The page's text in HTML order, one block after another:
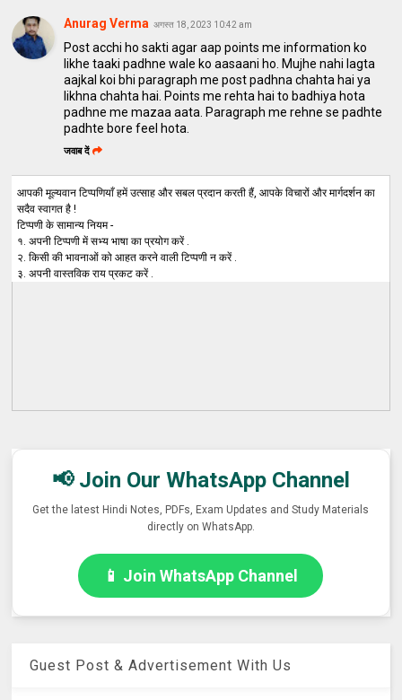
Anurag Verma अगस्त 18, 2023 10:42 am
Post acchi ho sakti agar aap points me information ko
likhe taaki padhne wale ko aasaani ho. Mujhe nahi lagta
aajkal koi bhi paragraph me post padhna chahta hai ya
likhna chahta hai. Points me rehta hai to badhiya hota
padhne me mazaa aata. Paragraph me rehne se padhte
padhte bore feel hota.
जवाब दें
आपकी मूल्यवान टिप्पणियाँ हमें उत्साह और सबल प्रदान करती हैं, आपके विचारों और मार्गदर्शन का
सदैव स्वागत है !
टिप्पणी के सामान्य नियम -
१. अपनी टिप्पणी में सभ्य भाषा का प्रयोग करें .
२. किसी की भावनाओं को आहत करने वाली टिप्पणी न करें .
३. अपनी वास्तविक राय प्रकट करें .
📢 Join Our WhatsApp Channel
Get the latest Hindi Notes, PDFs, Exam Updates and Study Materials
directly on WhatsApp.
📱 Join WhatsApp Channel
Guest Post & Advertisement With Us